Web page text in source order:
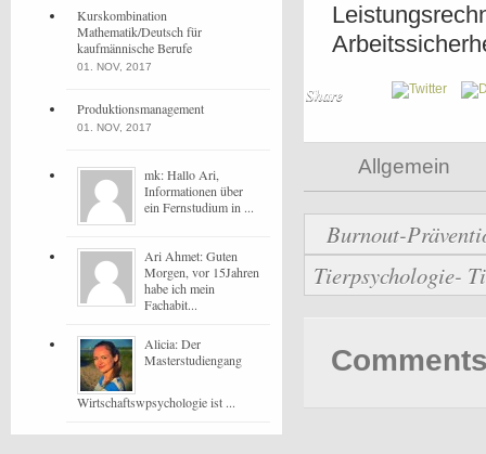
Share
Allgemein
Burnout-
Tierpsychologie-
Kurskombination
Mathematik/Deutsch für
kaufmännische Berufe
01. NOV, 2017
Produktionsmanagement
01. NOV, 2017
mk: Hallo Ari,
Informationen über
ein Fernstudium in ...
Ari Ahmet: Guten
Morgen, vor 15Jahren
habe ich mein
Fachabit...
Alicia: Der
Masterstudiengang
Wirtschaftswpsychologie ist ...